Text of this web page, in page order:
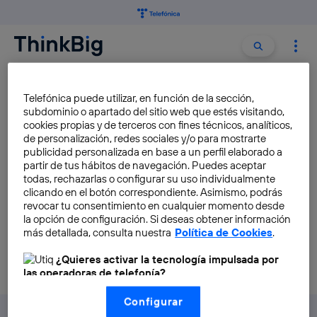
Buscar
HONOR 20 PRO
Honor presenta su nueva
gama: Honor 20 y Honor 20
Pro
Elena Díaz
Telefónica puede utilizar, en función de la sección,
subdominio o apartado del sitio web que estés visitando,
cookies propias y de terceros con fines técnicos, analíticos,
de personalización, redes sociales y/o para mostrarte
publicidad personalizada en base a un perfil elaborado a
partir de tus hábitos de navegación. Puedes aceptar
todas, rechazarlas o configurar su uso individualmente
clicando en el botón correspondiente. Asimismo, podrás
revocar tu consentimiento en cualquier momento desde
la opción de configuración. Si deseas obtener información
más detallada, consulta nuestra Política de Cookies.
¿Quieres activar la tecnología impulsada por
las operadoras de telefonía?
Nosotros, Telefónica S.A., utilizamos la tecnología Utiq para
realizar nuestras acciones de marketing digital o análisis
Configurar